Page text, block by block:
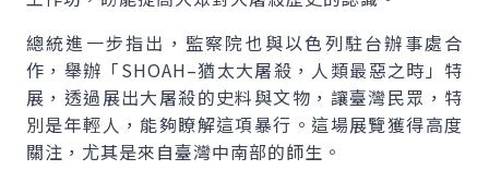
總統進一步指出，監察院也與以色列駐台辦事處合
作，舉辦「SHOAH–猶太大屠殺，人類最惡之時」特
展，透過展出大屠殺的史料與文物，讓臺灣民眾，特
別是年輕人，能夠瞭解這項暴行。這場展覽獲得高度
關注，尤其是來自臺灣中南部的師生。